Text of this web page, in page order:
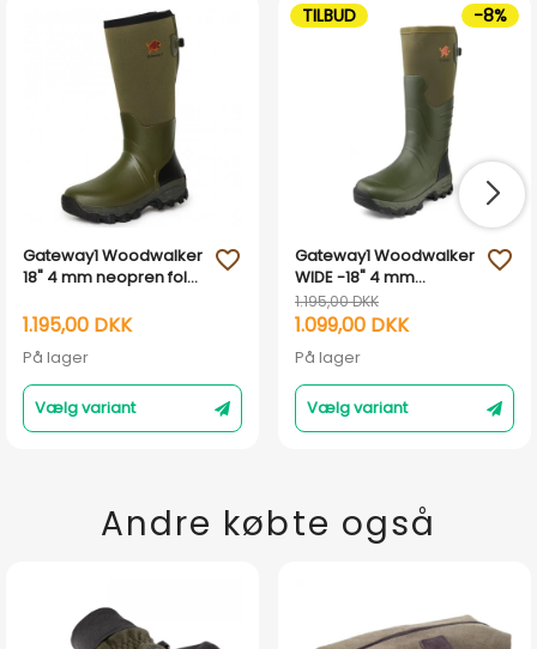
Gateway1 Woodwalker
18" 4 mm neopren fold-
Grøn
1.195,00 DKK
På lager
Vælg variant
favorite_outline
Gateway1 Woodwalker
WIDE -18" 4 mm
neopren fold-down
jagtstøvler - Grøn
1.195,00 DKK
1.099,00 DKK
På lager
Vælg variant
favorite_outline
TILBUD -8%
Andre købte også